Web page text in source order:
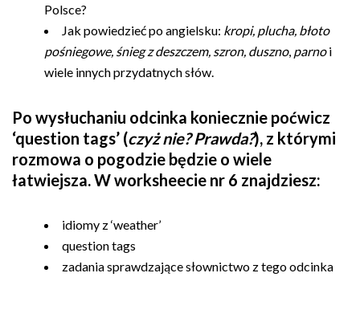
Polsce?
Jak powiedzieć po angielsku: kropi, plucha, błoto
pośniegowe, śnieg z deszczem, szron, duszno, parnoi
wiele innych przydatnych słów.
Po wysłuchaniu odcinka koniecznie poćwicz
‘question tags’ (czyż nie? Prawda?), z którymi
rozmowa o pogodzie będzie o wiele
łatwiejsza. W worksheecie nr 6 znajdziesz:
idiomy z ‘weather’
question tags
zadania sprawdzające słownictwo z tego odcinka